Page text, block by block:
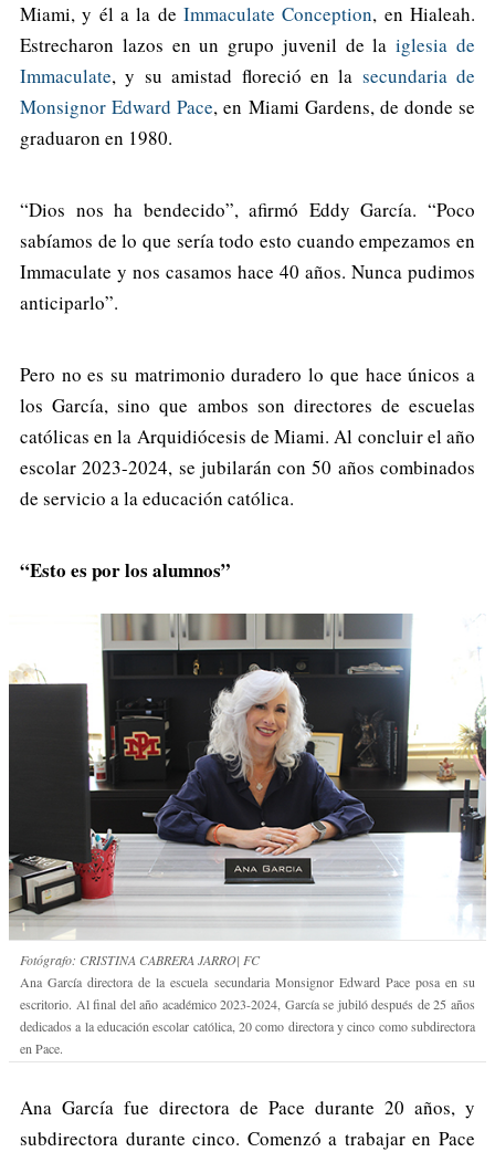
Miami, y él a la de Immaculate Conception, en Hialeah.
Estrecharon lazos en un grupo juvenil de laiglesia de
Immaculate, y su amistad floreció en la secundaria de
Monsignor Edward Pace, en Miami Gardens, de donde se
graduaron en 1980.
“Dios nos ha bendecido”, afirmó Eddy García. “Poco
sabíamos de lo que sería todo esto cuando empezamos en
Immaculate y nos casamos hace 40 años. Nunca pudimos
anticiparlo”.
Pero no es su matrimonio duradero lo que hace únicos a
los García, sino que ambos son directores de escuelas
católicas en la Arquidiócesis de Miami. Al concluir el año
escolar 2023-2024, se jubilarán con 50 años combinados
de servicio a la educación católica.
“Esto es por los alumnos”
Fotógrafo: CRISTINA CABRERA JARRO| FC
Ana García directora de la escuela secundaria Monsignor Edward Pace posa en su
escritorio. Al final del año académico 2023-2024, García se jubiló después de 25 años
dedicados a la educación escolar católica, 20 como directora y cinco como subdirectora
en Pace.
Ana García fue directora de Pace durante 20 años, y
subdirectora durante cinco. Comenzó a trabajar en Pace